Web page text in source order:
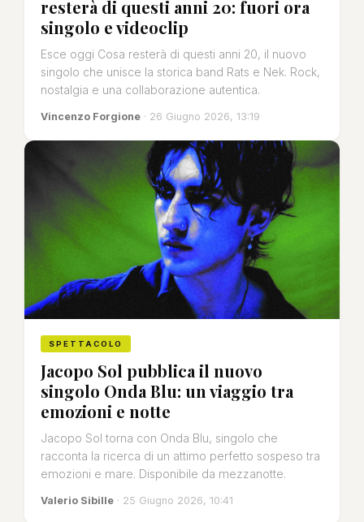
resterà di questi anni 20: fuori ora
singolo e videoclip
Esce oggi Cosa resterà di questi anni 20, il nuovo
singolo che unisce la storica band Rats e Nek. Rock,
nostalgia e una collaborazione autentica.
Vincenzo Forgione · 26 Giugno 2026, 13:19
SPETTACOLO
Jacopo Sol pubblica il nuovo
singolo Onda Blu: un viaggio tra
emozioni e notte
Jacopo Sol torna con Onda Blu, singolo che
racconta la ricerca di un attimo perfetto sospeso tra
emozioni e mare. Disponibile da mezzanotte.
Valerio Sibille · 25 Giugno 2026, 10:41